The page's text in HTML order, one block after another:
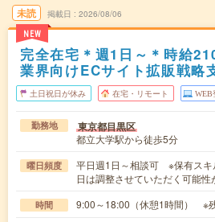
未読
NEW
掲載日 2026/08/06
完全在宅＊週1日～＊時給
業界向けECサイト拡販戦略
土日祝日が休み 在宅・リモート WEB
勤務地 東京都目黒区
都立大学駅から徒歩5分
曜日頻度
平日週1日～相談可 ※保有スキ
日は調整させていただく可能
時間 9:00～18:00（休憩1時間） ※